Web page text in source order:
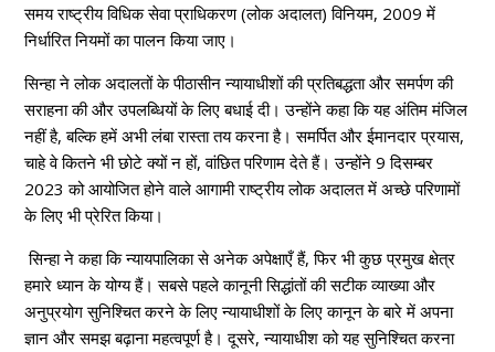
समय राष्ट्रीय विधिक सेवा प्राधिकरण (लोक अदालत) विनियम, 2009 में
निर्धारित नियमों का पालन किया जाए।
सिन्हा ने लोक अदालतों के पीठासीन न्यायाधीशों की प्रतिबद्धता और समर्पण की
सराहना की और उपलब्धियों के लिए बधाई दी। उन्होंने कहा कि यह अंतिम मंजिल
नहीं है, बल्कि हमें अभी लंबा रास्ता तय करना है। समर्पित और ईमानदार प्रयास,
चाहे वे कितने भी छोटे क्यों न हों, वांछित परिणाम देते हैं। उन्होंने 9 दिसम्बर
2023 को आयोजित होने वाले आगामी राष्ट्रीय लोक अदालत में अच्छे परिणामों
के लिए भी प्रेरित किया।
सिन्हा ने कहा कि न्यायपालिका से अनेक अपेक्षाएँ हैं, फिर भी कुछ प्रमुख क्षेत्र
हमारे ध्यान के योग्य हैं। सबसे पहले कानूनी सिद्धांतों की सटीक व्याख्या और
अनुप्रयोग सुनिश्चित करने के लिए न्यायाधीशों के लिए कानून के बारे में अपना
ज्ञान और समझ बढ़ाना महत्वपूर्ण है। दूसरे, न्यायाधीश को यह सुनिश्चित करना